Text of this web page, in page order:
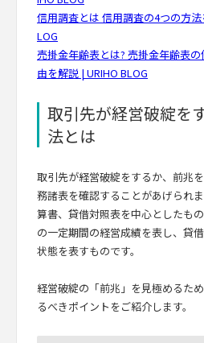
信用調査とは 信用調査の4つの方
LOG
売掛金年齢表とは? 売掛金年齢表
由を解説 | URIHO BLOG
取引先が経営破綻を
法とは
取引先が経営破綻をするか、前兆
務諸表を確認することがあげられ
算書、貸借対照表を中心としたも
の一定期間の経営成績を表し、貸
状態を表すものです。
経営破綻の「前兆」を見極めるた
るべきポイントをご紹介します。